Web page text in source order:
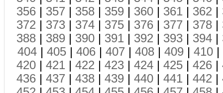
356 | 357 | 358 | 359 | 360 | 361 | 362 |
372 | 373 | 374 | 375 | 376 | 377 | 378 |
388 | 389 | 390 | 391 | 392 | 393 | 394 |
404 | 405 | 406 | 407 | 408 | 409 | 410 |
420 | 421 | 422 | 423 | 424 | 425 | 426 |
436 | 437 | 438 | 439 | 440 | 441 | 442 |